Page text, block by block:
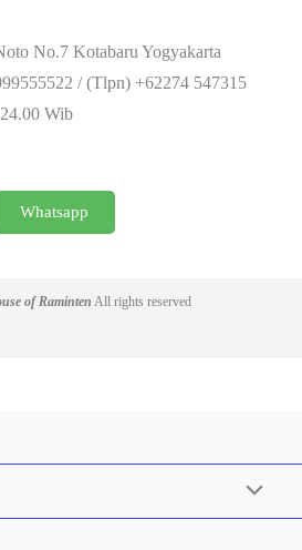
No.7 Kotabaru Yogyakarta
/ (Tlpn) +62274 547315
Wib
Whatsapp
of Raminten All rights reserved